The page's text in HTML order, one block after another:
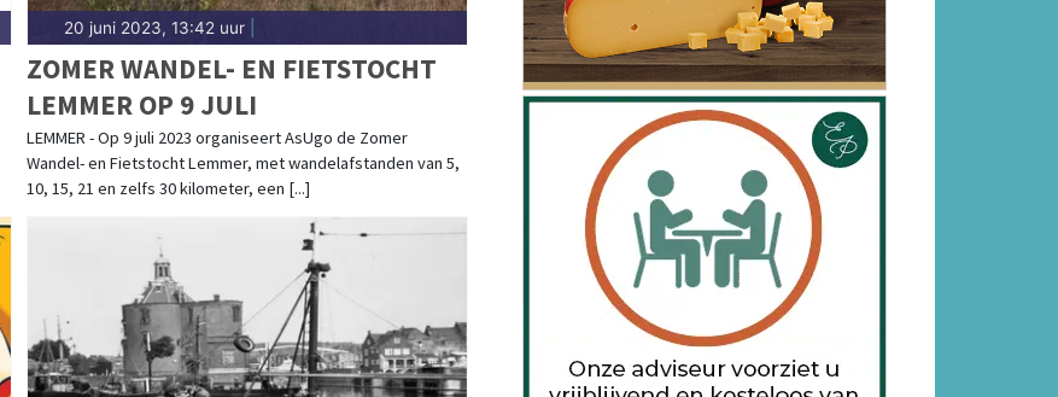
20 juni 2023, 13:42 uur|
ZOMER WANDEL- EN FIETSTOCHT
LEMMER OP 9 JULI
LEMMER - Op 9 juli 2023 organiseert AsUgo de Zomer
Wandel- en Fietstocht Lemmer, met wandelafstanden van 5,
10, 15, 21 en zelfs 30 kilometer, een [...]